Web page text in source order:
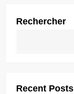
Rechercher
Recent Posts